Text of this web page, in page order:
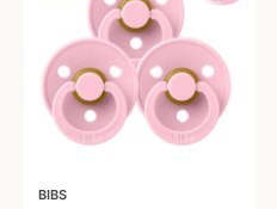
BIBS